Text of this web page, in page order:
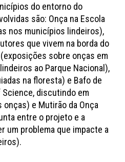
do entorno do
são: Onça na Escola
nos municípios lindeiros),
que vivem na borda do
sobre onças em
ao Parque Nacional),
na floresta) e Bafo de
discutindo em
e Mutirão da Onça
entre o projeto e a
um problema que impacte a